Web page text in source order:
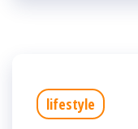
lifestyle